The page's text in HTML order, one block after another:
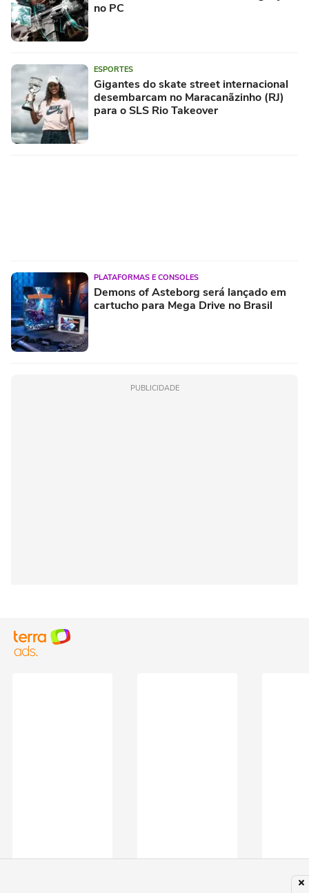
no PC
ESPORTES
Gigantes do skate street internacional
desembarcam no Maracanãzinho (RJ)
para o SLS Rio Takeover
PLATAFORMAS E CONSOLES
Demons of Asteborg será lançado em
cartucho para Mega Drive no Brasil
PUBLICIDADE